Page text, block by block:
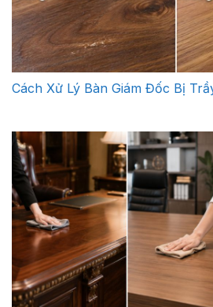
Cách Xử Lý Bàn Giám Đốc Bị